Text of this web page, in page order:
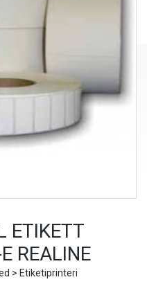
ETIKETT
REALINE
> Etiketiprinteri